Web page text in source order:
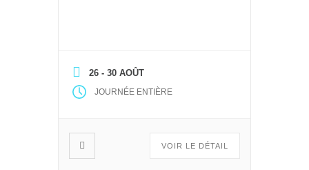
26 - 30 AOÛT
JOURNÉE ENTIÈRE
VOIR LE DÉTAIL